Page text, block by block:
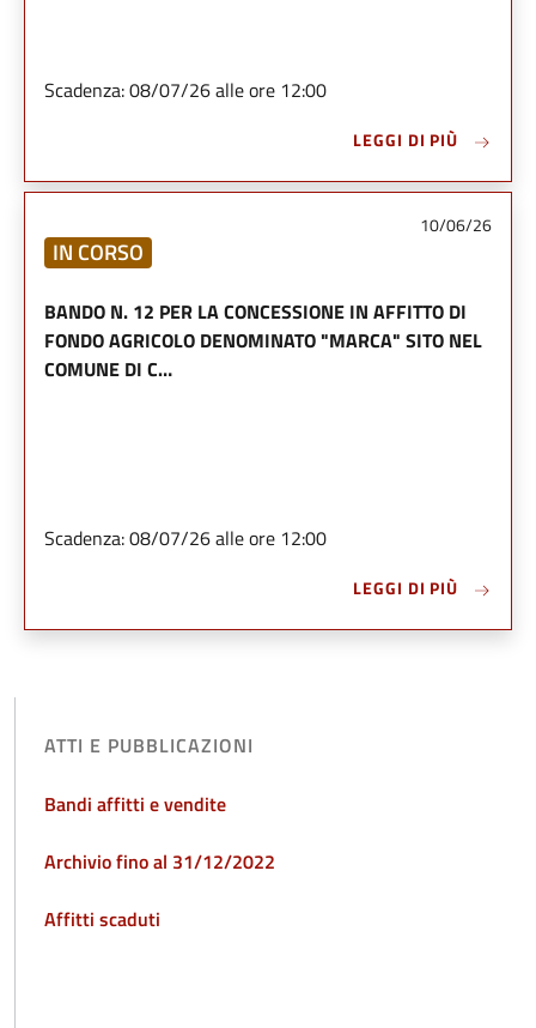
Scadenza: 08/07/26 alle ore 12:00
LEGGI DI PIÙ
10/06/26
IN CORSO
BANDO N. 12 PER LA CONCESSIONE IN AFFITTO DI
FONDO AGRICOLO DENOMINATO "MARCA" SITO NEL
COMUNE DI C…
Scadenza: 08/07/26 alle ore 12:00
LEGGI DI PIÙ
ATTI E PUBBLICAZIONI
Bandi affitti e vendite
Archivio fino al 31/12/2022
Affitti scaduti